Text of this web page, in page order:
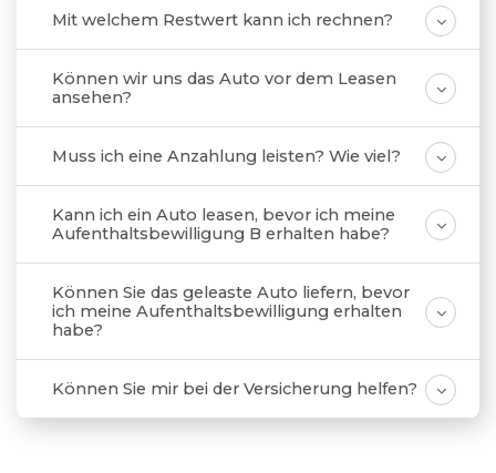
Mit welchem Restwert kann ich rechnen?
Können wir uns das Auto vor dem Leasen
ansehen?
Muss ich eine Anzahlung leisten? Wie viel?
Kann ich ein Auto leasen, bevor ich meine
Aufenthaltsbewilligung B erhalten habe?
Können Sie das geleaste Auto liefern, bevor
ich meine Aufenthaltsbewilligung erhalten
habe?
Können Sie mir bei der Versicherung helfen?